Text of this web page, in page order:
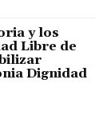
y los
Libre de
Dignidad